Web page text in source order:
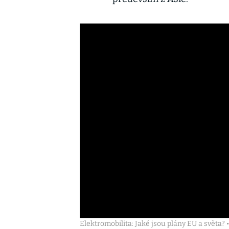
Elektromobilita: Jaké jsou plány EU a světa?